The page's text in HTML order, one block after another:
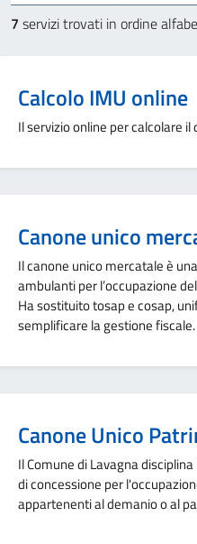
7 servizi trovati in ordine
Calcolo IMU online
Il servizio online per calcolare
Canone unico
Il canone unico mercatale è
ambulanti per l’occupazione
Ha sostituito tosap e cosap,
semplificare la gestione fiscale.
Canone Unico
Il Comune di Lavagna
di concessione per
appartenenti al demanio o al